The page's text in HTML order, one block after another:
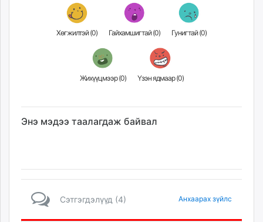
Хөгжилтэй (0) Гайхамшигтай (0) Гунигтай (0)
Жихүүцмээр (0) Үзэн ядмаар (0)
Энэ мэдээ таалагдаж байвал
Сэтгэгдэлүүд (4) Анхаарах зүйлс